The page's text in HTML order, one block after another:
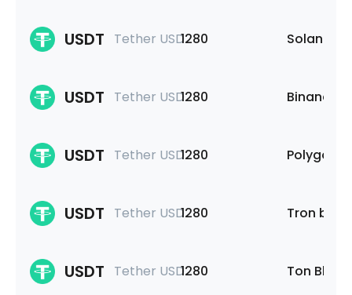
USDT Tether USD1280 Solana
USDT Tether USD1280 Binance
USDT Tether USD1280 Polygon
USDT Tether USD1280 Tron
USDT Tether USD1280 Ton